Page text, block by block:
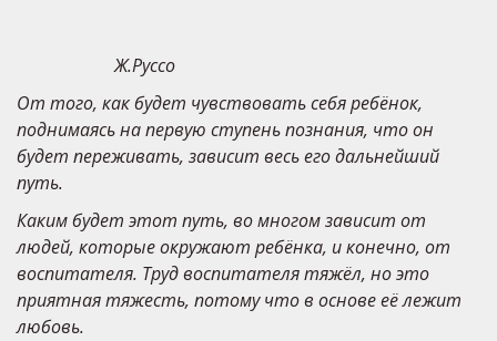
Ж.Руссо
От того, как будет чувствовать себя ребёнок,
поднимаясь на первую ступень познания, что он
будет переживать, зависит весь его дальнейший
путь.
Каким будет этот путь, во многом зависит от
людей, которые окружают ребёнка, и конечно, от
воспитателя. Труд воспитателя тяжёл, но это
приятная тяжесть, потому что в основе её лежит
любовь.